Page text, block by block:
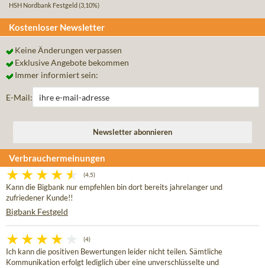
HSH Nordbank Festgeld (3,10%)
Kostenloser Newsletter
Keine Änderungen verpassen
Exklusive Angebote bekommen
Immer informiert sein:
E-Mail:
Verbrauchermeinungen
(4,5)
Kann die Bigbank nur empfehlen bin dort bereits jahrelanger und
zufriedener Kunde!!
Bigbank Festgeld
(4)
Ich kann die positiven Bewertungen leider nicht teilen. Sämtliche
Kommunikation erfolgt lediglich über eine unverschlüsselte und